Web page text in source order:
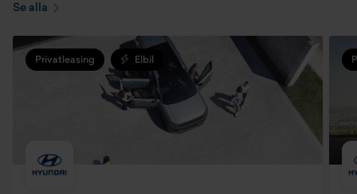
Se alla
Privatleasing Elbil